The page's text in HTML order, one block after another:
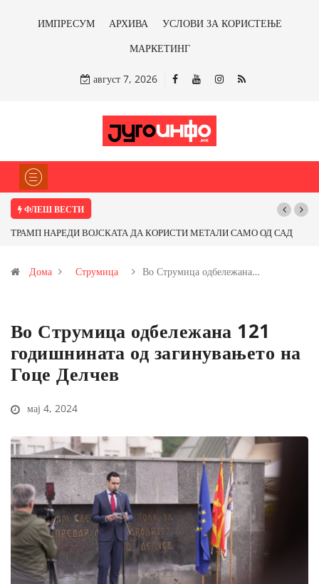
ИМПРЕСУМ АРХИВА
УСЛОВИ ЗА КОРИСТЕЊЕ
МАРКЕТИНГ
август 7, 2026
ФЛЕШ ВЕСТИ
Почнува реконструкцијата на улицата „5-ти Ноември“ во Струмица
Дома Струмица Во Струмица одбележана…
Во Струмица одбележана 121
годишнината од загинувањето на
Гоце Делчев
мај 4, 2024